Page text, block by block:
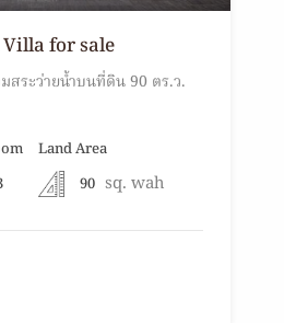
for sale
สระว่ายน้ำบนที่ดิน 90 ตร.ว.
Land Area
90 sq. wah